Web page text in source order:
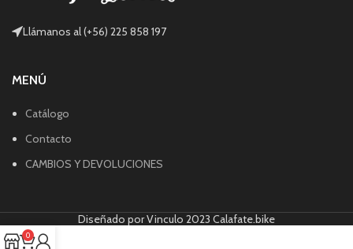
Llámanos al (+56) 225 858 197
MENÚ
Catálogo
Contacto
CAMBIOS Y DEVOLUCIONES
Diseñado por Vinculo 2023 Calafate.bike
0